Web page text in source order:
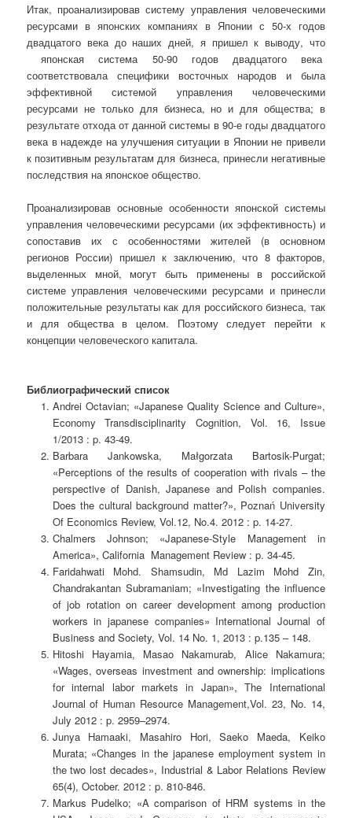
Итак, проанализировав систему управления человеческими
ресурсами в японских компаниях в Японии с 50-х годов
двадцатого века до наших дней, я пришел к выводу, что
японская система 50-90 годов двадцатого века
соответствовала специфики восточных народов и была
эффективной системой управления человеческими
ресурсами не только для бизнеса, но и для общества; в
результате отхода от данной системы в 90-е годы двадцатого
века в надежде на улучшения ситуации в Японии не привели
к позитивным результатам для бизнеса, принесли негативные
последствия на японское общество.
Проанализировав основные особенности японской системы
управления человеческими ресурсами (их эффективность) и
сопоставив их с особенностями жителей (в основном
регионов России) пришел к заключению, что 8 факторов,
выделенных мной, могут быть применены в российской
системе управления человеческими ресурсами и принесли
положительные результаты как для российского бизнеса, так
и для общества в целом. Поэтому следует перейти к
концепции человеческого капитала.
Библиографический список
Andrei Octavian; «Japanese Quality Science and Culture»,
Economy Transdisciplinarity Cognition, Vol. 16, Issue
1/2013 : p. 43-49.
Barbara Jankowska, Małgorzata Bartosik-Purgat;
«Perceptions of the results of cooperation with rivals – the
perspective of Danish, Japanese and Polish companies.
Does the cultural background matter?», Poznań University
Of Economics Review, Vol.12, No.4. 2012 : p. 14-27.
Chalmers Johnson; «Japanese-Style Management in
America», California Management Review : p. 34-45.
Faridahwati Mohd. Shamsudin, Md Lazim Mohd Zin,
Chandrakantan Subramaniam; «Investigating the influence
of job rotation on career development among production
workers in japanese companies» International Journal of
Business and Society, Vol. 14 No. 1, 2013 : p.135 – 148.
Hitoshi Hayamia, Masao Nakamurab, Alice Nakamura;
«Wages, overseas investment and ownership: implications
for internal labor markets in Japan», The International
Journal of Human Resource Management,Vol. 23, No. 14,
July 2012 : p. 2959–2974.
Junya Hamaaki, Masahiro Hori, Saeko Maeda, Keiko
Murata; «Changes in the japanese employment system in
the two lost decades», Industrial & Labor Relations Review
65(4), October. 2012 : p. 810-846.
Markus Pudelko; «A comparison of HRM systems in the